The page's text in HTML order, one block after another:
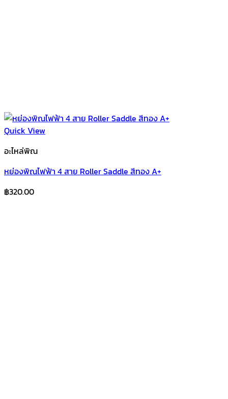
Quick View
อะไหล่พิณ
หย่องพิณไฟฟ้า 4 สาย Roller Saddle สีทอง A+
฿320.00